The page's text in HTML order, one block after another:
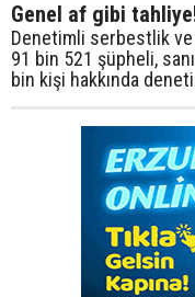
Genel af gibi
Denetimli serbestlik ve
91 bin 521 şüpheli,
bin kişi hakkında